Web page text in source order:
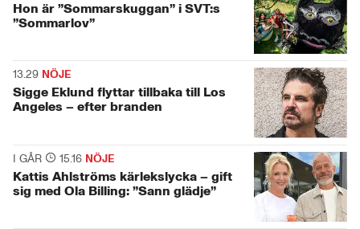
Hon är ”Sommarskuggan” i SVT:s
”Sommarlov”
13.29 NÖJE
Sigge Eklund flyttar tillbaka till Los
Angeles – efter branden
I GÅR 15.16 NÖJE
Kattis Ahlströms kärlekslycka – gift
sig med Ola Billing: ”Sann glädje”